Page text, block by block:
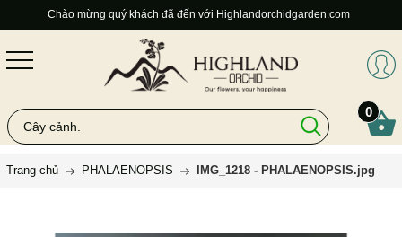
Chào mừng quý khách đã đến với Highlandorchidgarden.com
0
Trang chủ PHALAENOPSIS IMG_1218 - PHALAENOPSIS.jpg